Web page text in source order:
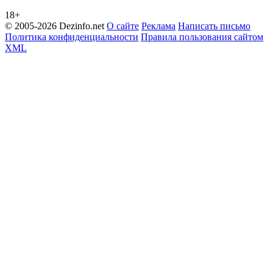
18+
© 2005-2026 Dezinfo.net О сайте Реклама Написать письмо
Политика конфиденциальности Правила пользования сайтом
XML